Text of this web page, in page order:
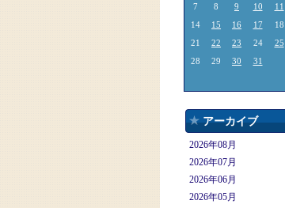
7
8 9 10 11
14
15 16 17 18
21
22 23 24 25
28
29 30 31
アーカイブ
2026年08月
2026年07月
2026年06月
2026年05月